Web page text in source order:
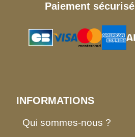
Paiement sécurisé
INFORMATIONS
Qui sommes-nous ?